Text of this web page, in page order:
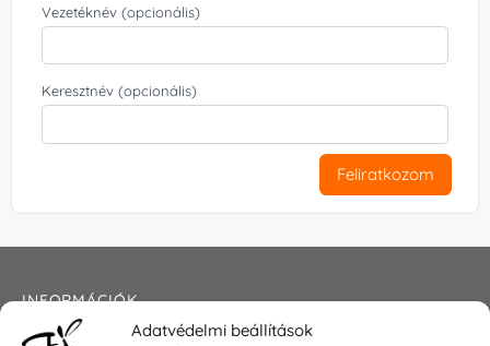
Adatvédelmi beállítások
Vezetéknév (opcionális)
Keresztnév (opcionális)
Feliratkozom
INFORMÁCIÓK